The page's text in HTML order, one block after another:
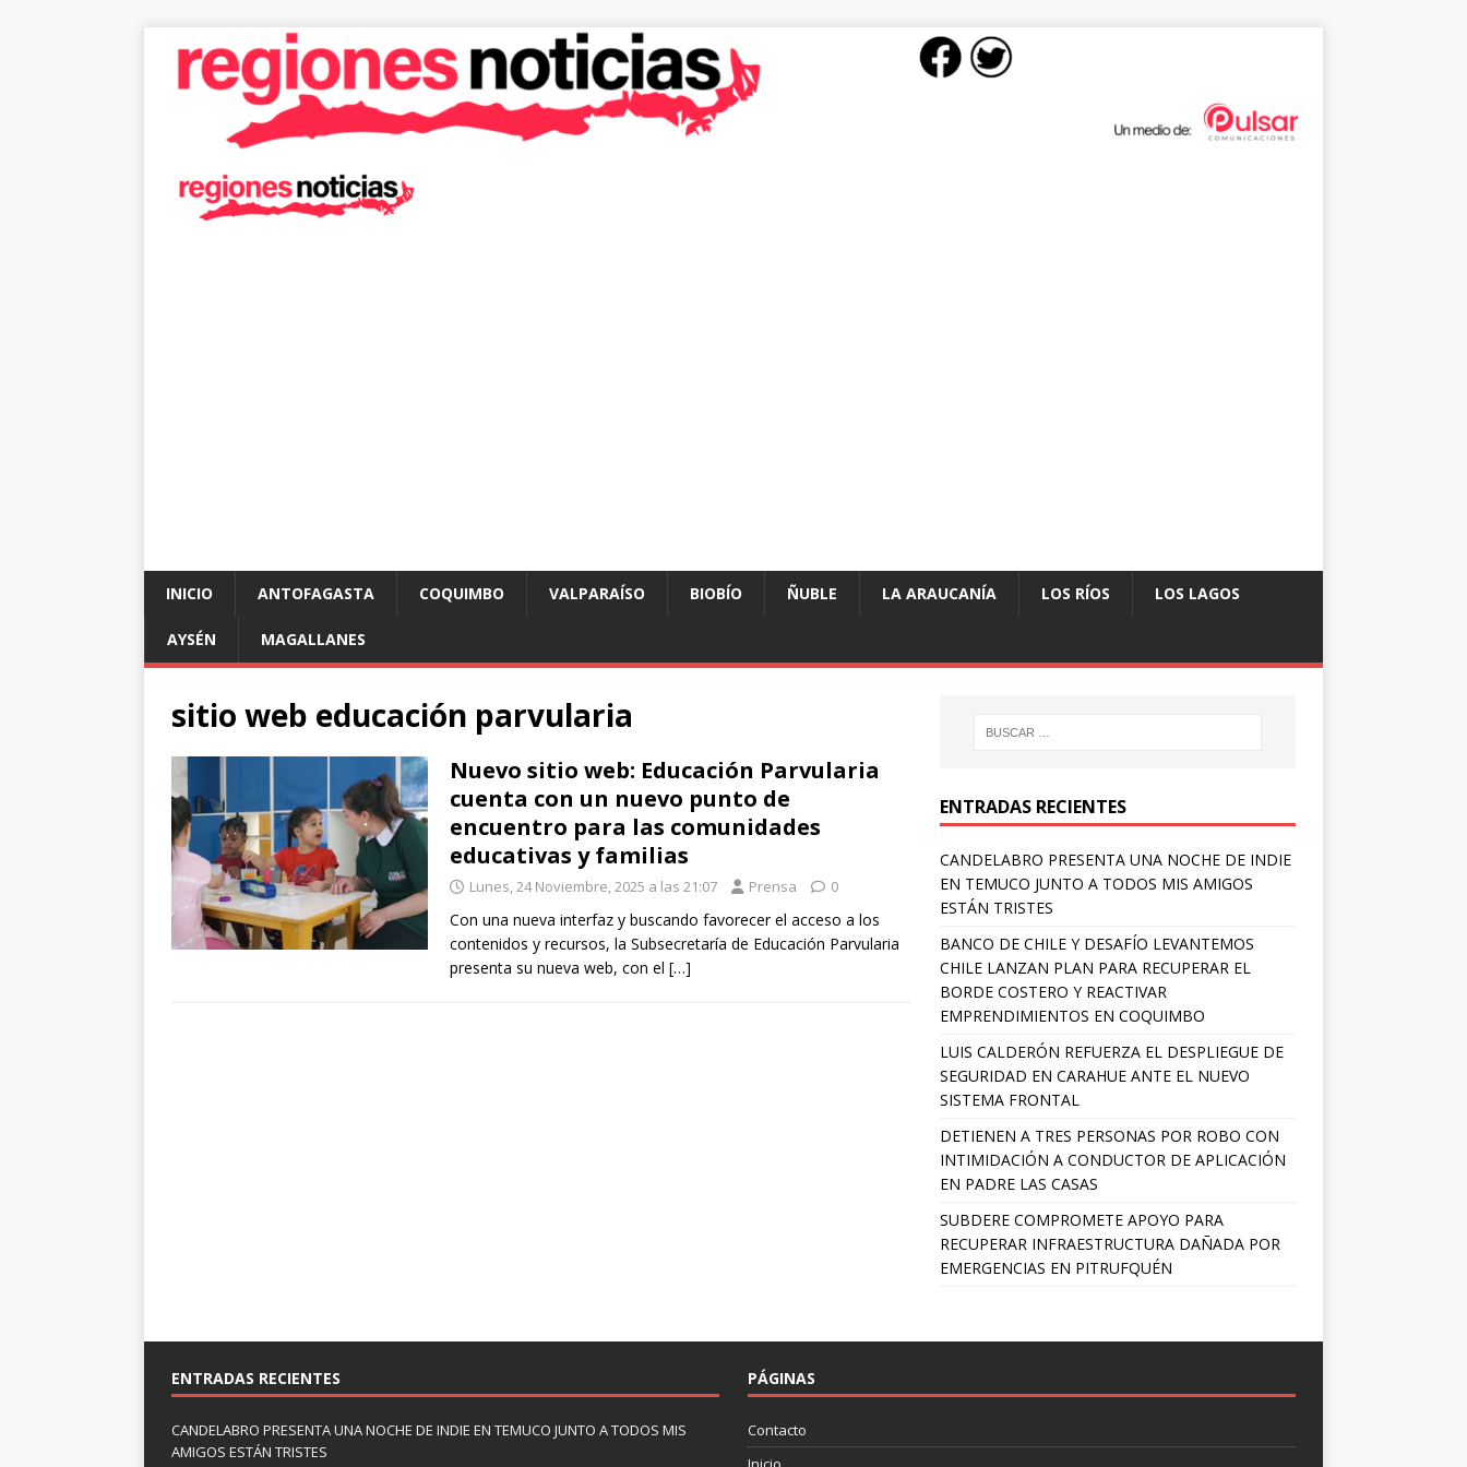
INICIO ANTOFAGASTA COQUIMBO VALPARAÍSO BIOBÍO ÑUBLE LA ARAUCANÍA LOS RÍOS LOS LAGOS
AYSÉN MAGALLANES
sitio web educación parvularia
Nuevo sitio web: Educación Parvularia
cuenta con un nuevo punto de
encuentro para las comunidades
educativas y familias
Lunes, 24 Noviembre, 2025 a las 21:07 Prensa 0
Con una nueva interfaz y buscando favorecer el acceso a los
contenidos y recursos, la Subsecretaría de Educación Parvularia
presenta su nueva web, con el […]
ENTRADAS RECIENTES
CANDELABRO PRESENTA UNA NOCHE DE INDIE
EN TEMUCO JUNTO A TODOS MIS AMIGOS
ESTÁN TRISTES
BANCO DE CHILE Y DESAFÍO LEVANTEMOS
CHILE LANZAN PLAN PARA RECUPERAR EL
BORDE COSTERO Y REACTIVAR
EMPRENDIMIENTOS EN COQUIMBO
LUIS CALDERÓN REFUERZA EL DESPLIEGUE DE
SEGURIDAD EN CARAHUE ANTE EL NUEVO
SISTEMA FRONTAL
DETIENEN A TRES PERSONAS POR ROBO CON
INTIMIDACIÓN A CONDUCTOR DE APLICACIÓN
EN PADRE LAS CASAS
SUBDERE COMPROMETE APOYO PARA
RECUPERAR INFRAESTRUCTURA DAÑADA POR
EMERGENCIAS EN PITRUFQUÉN
ENTRADAS RECIENTES
CANDELABRO PRESENTA UNA NOCHE DE INDIE EN TEMUCO JUNTO A TODOS MIS
AMIGOS ESTÁN TRISTES
PÁGINAS
Contacto